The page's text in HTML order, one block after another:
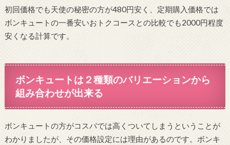
初回価格でも天使の秘密の方が480円安く、定期購入価格では
ボンキュートの一番安いおトクコースとの比較でも2000円程度
安くなる計算です。
ボンキュートは２種類のバリエーションから
組み合わせが出来る
ボンキュートの方がコスパでは高くついてしまうということが
わかりましたが、その価格設定には理由があるのです。ボンキ